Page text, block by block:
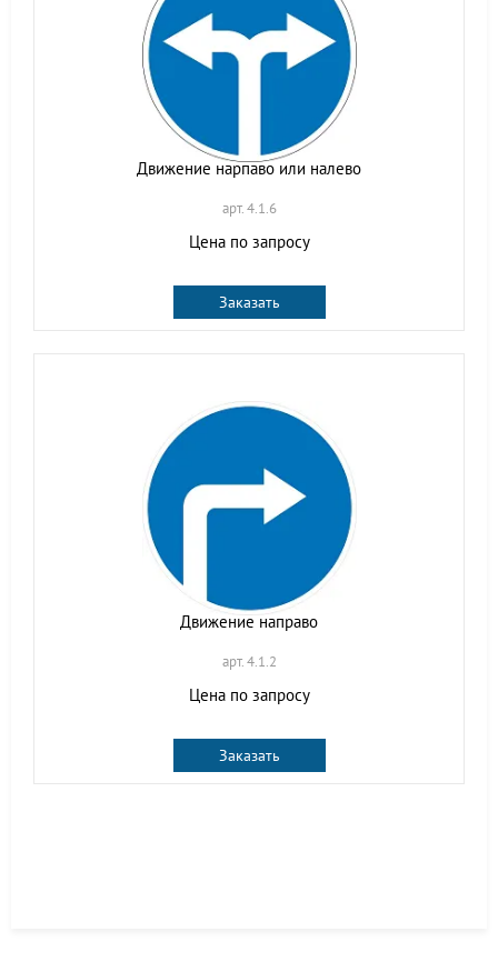
Движение нарпаво или налево
арт. 4.1.6
Цена по запросу
Заказать
Движение направо
арт. 4.1.2
Цена по запросу
Заказать